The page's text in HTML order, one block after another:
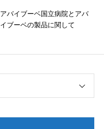
アバイブーベ国立病院とアバ
イブーベの製品に関して